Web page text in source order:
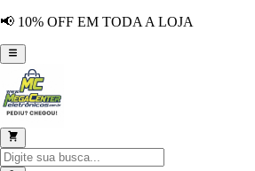
📢 10% OFF EM TODA A LOJA